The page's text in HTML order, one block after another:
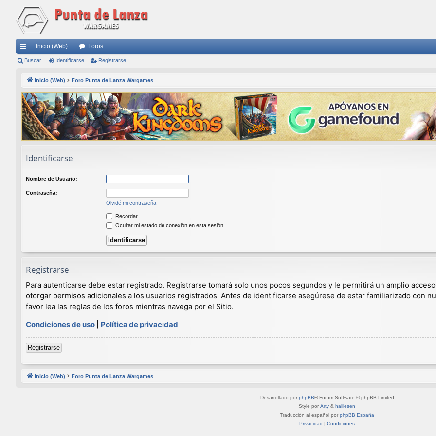
nl
rá
pi
do
Inicio (Web) Foros
Buscar Identificarse Registrarse
Inicio (Web) Foro Punta de Lanza Wargames
Identificarse
Nombre de Usuario:
Contraseña:
Olvidé mi contraseña
Recordar
Ocultar mi estado de conexión en esta sesión
Registrarse
Para autenticarse debe estar registrado. Registrarse tomará solo unos pocos segundos y le permitirá un amplio
otorgar permisos adicionales a los usuarios registrados. Antes de identificarse asegúrese de estar familiarizado con
favor lea las reglas de los foros mientras navega por el Sitio.
Condiciones de uso
Política de privacidad
Registrarse
Inicio (Web) Foro Punta de Lanza Wargames
Desarrollado por phpBB® Forum Software © phpBB Limited
Style por Arty & halilesen
Traducción al español por phpBB España
Privacidad | Condiciones